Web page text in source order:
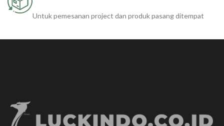
Untuk pemesanan project dan produk pasang ditempat